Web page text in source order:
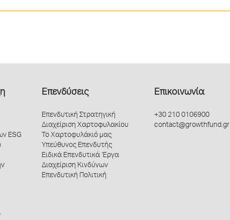
ESG
Επενδύσεις
Επενδυτική Στρατηγική
Διαχείριση Χαρτοφυλακίου
Το Χαρτοφυλάκιό μας
Υπεύθυνος Επενδυτής
Ειδικά Επενδυτικά Έργα
Διαχείριση Κινδύνων
Επενδυτική Πολιτική
Επικοινωνία
+30 210 0106900
contact@growthfund.gr